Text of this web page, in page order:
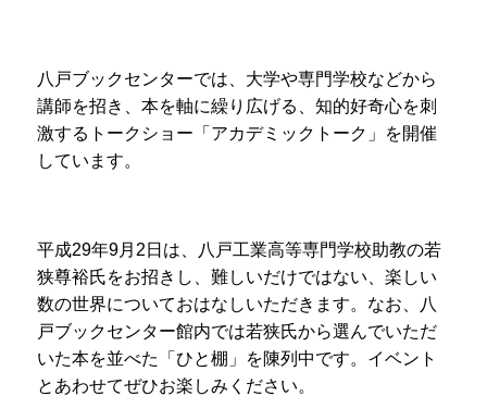
八戸ブックセンターでは、大学や専門学校などから
講師を招き、本を軸に繰り広げる、知的好奇心を刺
激するトークショー「アカデミックトーク」を開催
しています。
平成29年9月2日は、八戸工業高等専門学校助教の若
狭尊裕氏をお招きし、難しいだけではない、楽しい
数の世界についておはなしいただきます。なお、八
戸ブックセンター館内では若狭氏から選んでいただ
いた本を並べた「ひと棚」を陳列中です。イベント
とあわせてぜひお楽しみください。